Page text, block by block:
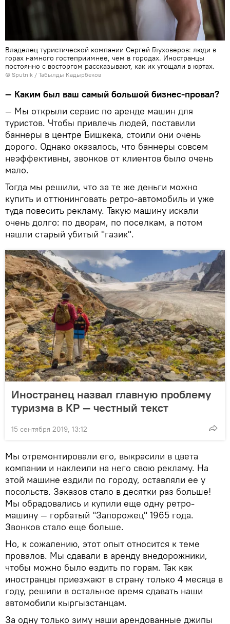
Владелец туристической компании Сергей Глуховеров: люди в
горах намного гостеприимнее, чем в городах. Иностранцы
постоянно с восторгом рассказывают, как их угощали в юртах.
© Sputnik / Табылды Кадырбеков
— Каким был ваш самый большой бизнес-провал?
— Мы открыли сервис по аренде машин для
туристов. Чтобы привлечь людей, поставили
баннеры в центре Бишкека, стоили они очень
дорого. Однако оказалось, что баннеры совсем
неэффективны, звонков от клиентов было очень
мало.
Тогда мы решили, что за те же деньги можно
купить и оттюнинговать ретро-автомобиль и уже
туда повесить рекламу. Такую машину искали
очень долго: по дворам, по поселкам, а потом
нашли старый убитый "газик".
Иностранец назвал главную проблему
туризма в КР — честный текст
15 сентября 2019, 13:12
Мы отремонтировали его, выкрасили в цвета
компании и наклеили на него свою рекламу. На
этой машине ездили по городу, оставляли ее у
посольств. Заказов стало в десятки раз больше!
Мы обрадовались и купили еще одну ретро-
машину — горбатый "Запорожец" 1965 года.
Звонков стало еще больше.
Но, к сожалению, этот опыт относится к теме
провалов. Мы сдавали в аренду внедорожники,
чтобы можно было ездить по горам. Так как
иностранцы приезжают в страну только 4 месяца в
году, решили в остальное время сдавать наши
автомобили кыргызстанцам.
За одну только зиму наши арендованные джипы